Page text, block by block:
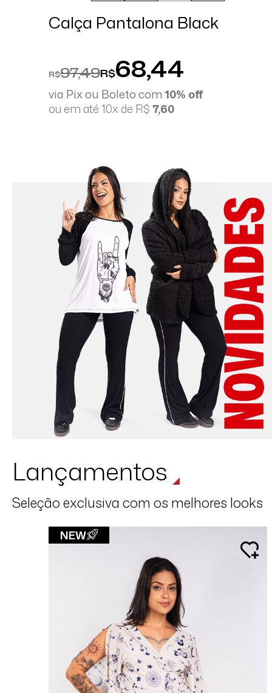
Calça Pantalona Black
R$97,49R$68,44
via Pix ou Boleto com10% off
ou em até 10x de R$ 7,60
Lançamentos
Seleção exclusiva com os melhores looks
NEW